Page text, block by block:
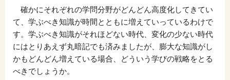
確かにそれぞれの学問分野がどんどん高度化してきてい
て、学ぶべき知識が時間とともに増えていっているわけで
す。学ぶべき知識がそれほどない時代、変化の少ない時代
にはとりあえず丸暗記でも済みましたが、膨大な知識がし
かもどんどん増えている場合、どういう学びの戦略をとる
べきでしょうか。